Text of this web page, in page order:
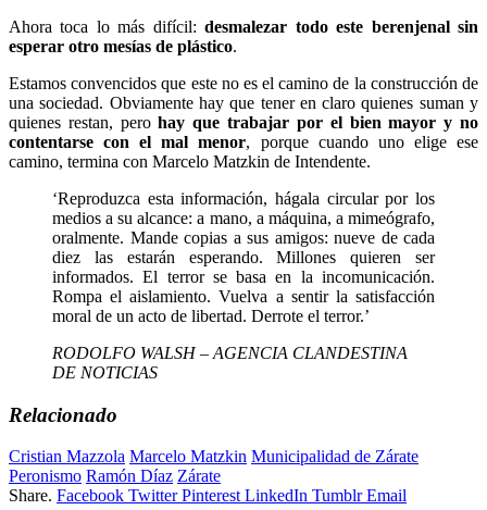
Ahora toca lo más difícil:desmalezar todo este berenjenal sin
esperar otro mesías de plástico.
Estamos convencidos que este no es el camino de la construcción de
una sociedad. Obviamente hay que tener en claro quienes suman y
quienes restan, perohay que trabajar por el bien mayor y no
contentarse con el mal menor, porque cuando uno elige ese
camino, termina con Marcelo Matzkin de Intendente.
‘Reproduzca esta información, hágala circular por los
medios a su alcance: a mano, a máquina, a mimeógrafo,
oralmente. Mande copias a sus amigos: nueve de cada
diez las estarán esperando. Millones quieren ser
informados. El terror se basa en la incomunicación.
Rompa el aislamiento. Vuelva a sentir la satisfacción
moral de un acto de libertad. Derrote el terror.’
RODOLFO WALSH – AGENCIA CLANDESTINA
DE NOTICIAS
Relacionado
Cristian Mazzola Marcelo Matzkin Municipalidad de Zárate
Peronismo Ramón Díaz Zárate
Share. Facebook Twitter Pinterest LinkedIn Tumblr Email